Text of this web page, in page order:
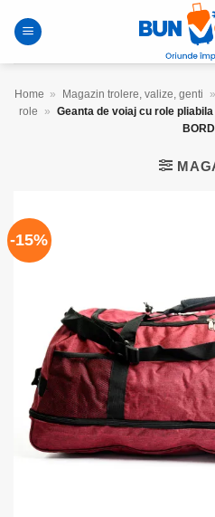
Home » Magazin trolere, valize, genti »
role
» Geanta de voiaj cu role
-15%